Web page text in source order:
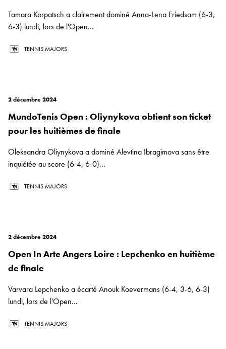
Tamara Korpatsch a clairement dominé Anna-Lena Friedsam (6-3,
6-3) lundi, lors de l'Open...
TENNIS MAJORS
2 décembre 2024
MundoTenis Open : Oliynykova obtient son ticket
pour les huitièmes de finale
Oleksandra Oliynykova a dominé Alevtina Ibragimova sans être
inquiétée au score (6-4, 6-0)...
TENNIS MAJORS
2 décembre 2024
Open In Arte Angers Loire : Lepchenko en huitième
de finale
Varvara Lepchenko a écarté Anouk Koevermans (6-4, 3-6, 6-3)
lundi, lors de l'Open...
TENNIS MAJORS